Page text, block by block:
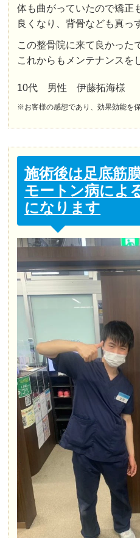
体も曲がっていたので矯正
良くなり、背骨なども真っ
この整骨院に来て良かった
これからもメンテナンスを
10代 男性 伊藤拓海様
※お客様の感想であり、効果効能を
施術後は足底筋
モートン病によ
になります